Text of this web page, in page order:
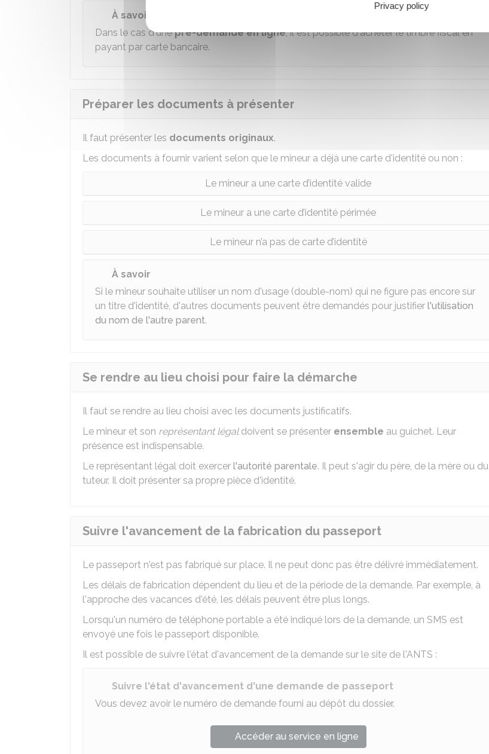
À savoir
Dans le cas d'unepré-demande en ligne, il est possible d'acheter le timbre fiscal en
payant par carte bancaire.
Préparer les documents à présenter
Il faut présenter les documents originaux.
Les documents à fournir varient selon que le mineur a déjà une carte d'identité ou non :
Le mineur a une carte d’identité valide
Le mineur a une carte d’identité périmée
Le mineur n’a pas de carte d’identité
À savoir
Si le mineur souhaite utiliser un nom d'usage (double-nom) qui ne figure pas encore sur
un titre d'identité, d'autres documents peuvent être demandés pour justifier l'utilisation
du nom de l'autre parent.
Se rendre au lieu choisi pour faire la démarche
Il faut se rendre au lieu choisi avec les documents justificatifs.
Le mineur et son représentant légaldoivent se présenter ensemble au guichet. Leur
présence est indispensable.
Le représentant légal doit exercer l'autorité parentale. Il peut s'agir du père, de la mère ou du
tuteur. Il doit présenter sa propre pièce d'identité.
Suivre l'avancement de la fabrication du passeport
Le passeport n'est pas fabriqué sur place. Il ne peut donc pas être délivré immédiatement.
Les délais de fabrication dépendent du lieu et de la période de la demande. Par exemple, à
l'approche des vacances d'été, les délais peuvent être plus longs.
Lorsqu'un numéro de téléphone portable a été indiqué lors de la demande, un SMS est
envoyé une fois le passeport disponible.
Il est possible de suivre l'état d'avancement de la demande sur le site de l'ANTS :
Suivre l'état d'avancement d'une demande de passeport
Vous devez avoir le numéro de demande fourni au dépôt du dossier.
Accéder au service en ligne
Privacy policy